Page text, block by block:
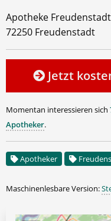
Apotheke Freudenstadt
72250 Freudenstadt
Jetzt
Momentan interessieren sich
Apotheker.
Apotheker
Maschinenlesbare Version: